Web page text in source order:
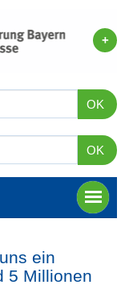
OK
OK
ein
5 Millionen